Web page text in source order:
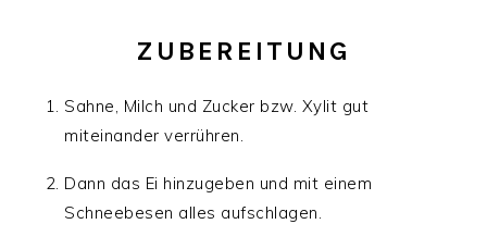
ZUBEREITUNG
Sahne, Milch und Zucker bzw. Xylit gut
miteinander verrühren.
Dann das Ei hinzugeben und mit einem
Schneebesen alles aufschlagen.